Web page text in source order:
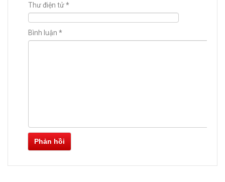
Thư điện tử*
Bình luận *
Phản hồi